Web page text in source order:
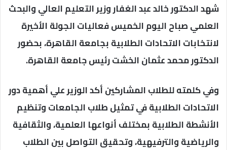
شهد الدكتور خالد عبد الغفار وزير التعليم العالي والبحث
العلمي صباح اليوم الخميس فعاليات الجولة الأخيرة
لانتخابات الاتحادات الطلابية بجامعة القاهرة، بحضور
الدكتور محمد عثمان الخشت رئيس جامعة القاهرة.
وفي كلمته للطلاب المشاركين أكد الوزير علي أهمية دور
الاتحادات الطلابية في تمثيل طلاب الجامعات وتنظيم
الأنشطة الطلابية بمختلف أنواعها العلمية، والثقافية
والرياضية والترفيهية، وتحقيق التواصل بين الطلاب